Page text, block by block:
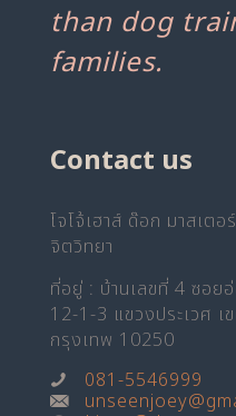
than dog
families.
Contact us
โจโจ้เฮาส์ ด๊อก มาสเต
จิตวิทยา
ที่อยู่ : บ้านเลขที่ 4 ซอย
12-1-3 แขวงประเวศ เ
กรุงเทพ 10250
081-5546999